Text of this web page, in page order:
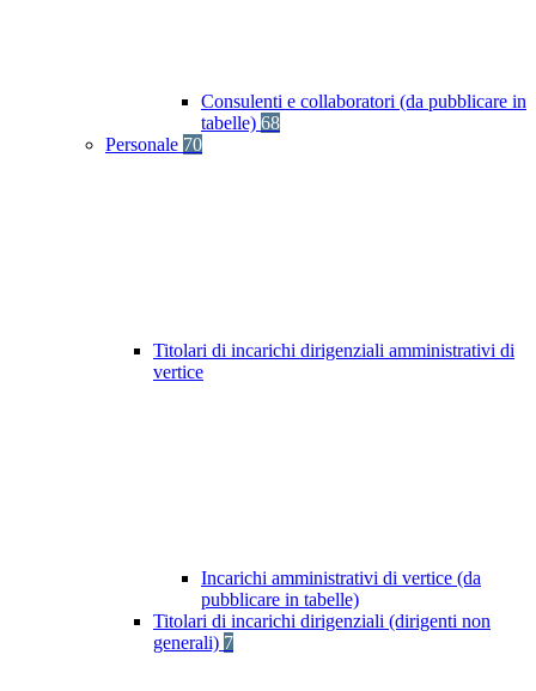
Consulenti e collaboratori (da pubblicare in
tabelle) 68
Personale 70
Titolari di incarichi dirigenziali amministrativi di
vertice
Incarichi amministrativi di vertice (da
pubblicare in tabelle)
Titolari di incarichi dirigenziali (dirigenti non
generali) 7